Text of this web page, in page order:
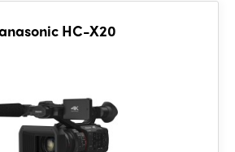
HC-X20